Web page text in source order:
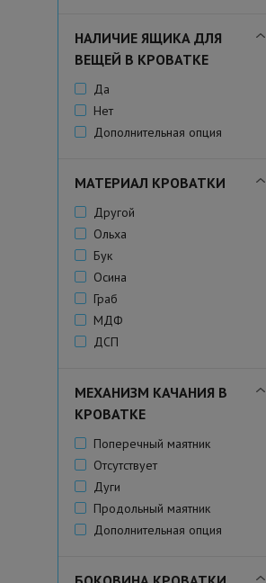
НАЛИЧИЕ ЯЩИКА ДЛЯ
ВЕЩЕЙ В КРОВАТКЕ
Да
Нет
Дополнительная опция
МАТЕРИАЛ КРОВАТКИ
Другой
Ольха
Бук
Осина
Граб
МДФ
ДСП
МЕХАНИЗМ КАЧАНИЯ В
КРОВАТКЕ
Поперечный маятник
Отсутствует
Дуги
Продольный маятник
Дополнительная опция